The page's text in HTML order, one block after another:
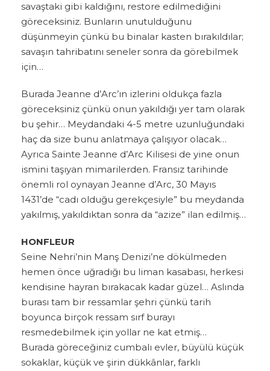
savaştaki gibi kaldığını, restore edilmediğini
göreceksiniz. Bunların unutulduğunu
düşünmeyin çünkü bu binalar kasten bırakıldılar;
savaşın tahribatını seneler sonra da görebilmek
için…
Burada Jeanne d’Arc’ın izlerini oldukça fazla
göreceksiniz çünkü onun yakıldığı yer tam olarak
bu şehir… Meydandaki 4-5 metre uzunluğundaki
haç da size bunu anlatmaya çalışıyor olacak…
Ayrıca Sainte Jeanne d’Arc Kilisesi de yine onun
ismini taşıyan mimarilerden. Fransız tarihinde
önemli rol oynayan Jeanne d’Arc, 30 Mayıs
1431’de “cadı olduğu gerekçesiyle” bu meydanda
yakılmış, yakıldıktan sonra da “azize” ilan edilmiş…
HONFLEUR
Seine Nehri’nin Manş Denizi’ne dökülmeden
hemen önce uğradığı bu liman kasabası, herkesi
kendisine hayran bırakacak kadar güzel… Aslında
burası tam bir ressamlar şehri çünkü tarih
boyunca birçok ressam sırf burayı
resmedebilmek için yollar ne kat etmiş…
Burada göreceğiniz cumbalı evler, büyülü küçük
sokaklar, küçük ve şirin dükkânlar, farklı